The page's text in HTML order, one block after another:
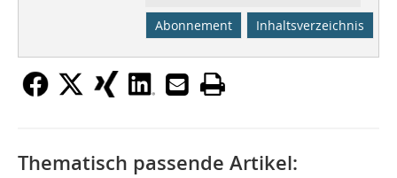
Abonnement Inhaltsverzeichnis
Thematisch passende Artikel: